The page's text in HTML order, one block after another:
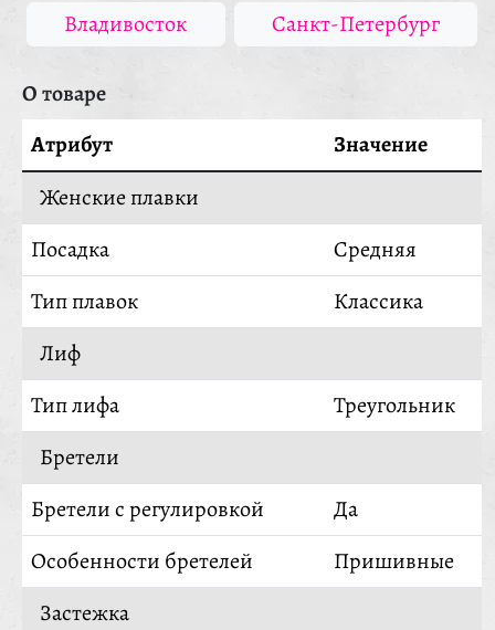
Владивосток Санкт-Петербург
О товаре
Атрибут
Значение
Женские плавки
Посадка
Средняя
Тип плавок
Классика
Лиф
Тип лифа
Треугольник
Бретели
Бретели с регулировкой
Да
Особенности бретелей
Пришивные
Застежка